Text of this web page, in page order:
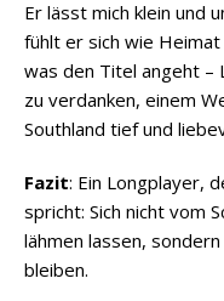
Er lässt mich klein und
fühlt er sich wie
was den Titel angeht –
zu verdanken, einem
Southland tief und
Fazit: Ein Longplayer,
spricht: Sich nicht vom
lähmen lassen,
bleiben.